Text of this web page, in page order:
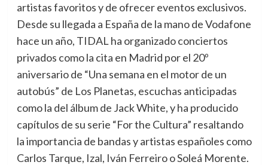
artistas favoritos y de ofrecer eventos exclusivos.
Desde su llegada a España de la mano de Vodafone
hace un año, TIDAL ha organizado conciertos
privados como la cita en Madrid por el 20º
aniversario de “Una semana en el motor de un
autobús” de Los Planetas, escuchas anticipadas
como la del álbum de Jack White, y ha producido
capítulos de su serie “For the Cultura” resaltando
la importancia de bandas y artistas españoles como
Carlos Tarque, Izal, Iván Ferreiro o Soleá Morente.